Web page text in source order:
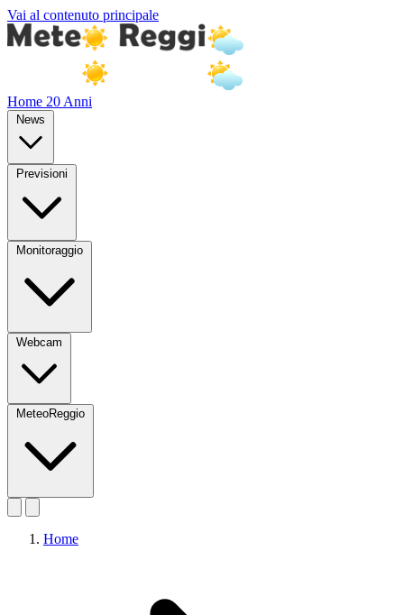
Vai al contenuto principale
Home 20 Anni
News
Previsioni
Monitoraggio
Webcam
MeteoReggio
Home